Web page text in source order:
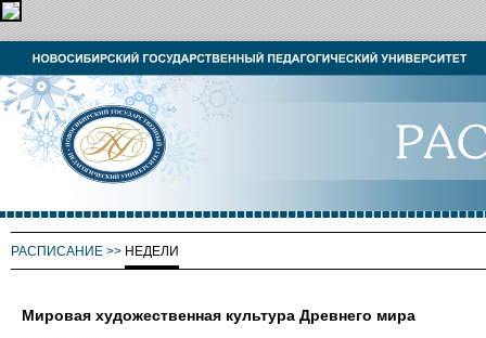
РАСПИСАНИЕ >> НЕДЕЛИ
Мировая художественная культура Древнего мира